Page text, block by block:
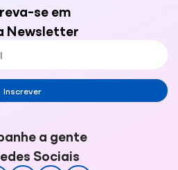
se em
Newsletter
Inscrever
a gente
Sociais